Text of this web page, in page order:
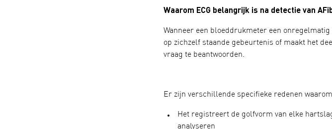
Waarom ECG belangrijk is na detectie van
Wanneer een bloeddrukmeter een
op zichzelf staande gebeurtenis of maakt het
vraag te beantwoorden.
Er zijn verschillende specifieke redenen
Het registreert de golfvorm van elke
analyseren